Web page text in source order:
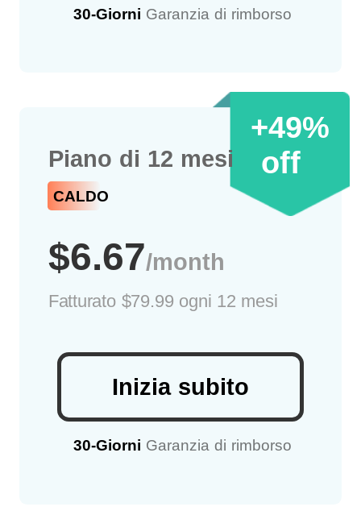
30-Giorni Garanzia di rimborso
+49%
off
Piano di 12 mesi
CALDO
$6.67/month
Fatturato $79.99 ogni 12 mesi
Inizia subito
30-Giorni Garanzia di rimborso